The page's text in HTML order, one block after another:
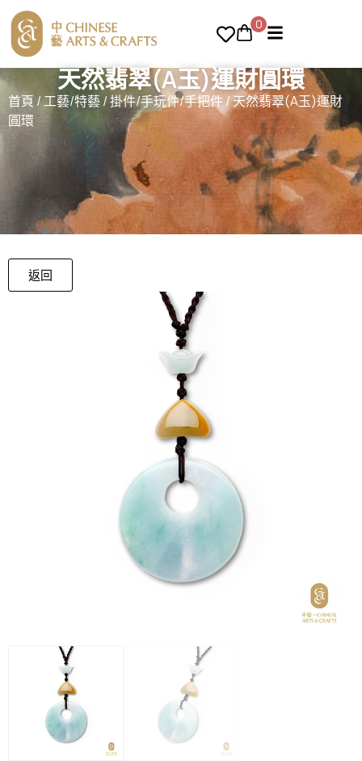
0
天然翡翠(A玉)運財圓環
首頁 /工藝/特藝/掛件/手玩件/手把件/ 天然翡翠(A玉)運財
圓環
返回